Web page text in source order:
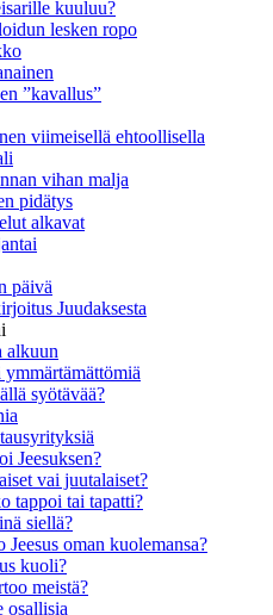
kuuluu?
lesken ropo
”kavallus”
viimeisellä ehtoollisella
vihan malja
pidätys
alkavat
päivä
Juudaksesta
alkuun
ymmärtämättömiä
syötävää?
Jeesuksen?
vai juutalaiset?
tappoi tai tapatti?
siellä?
Jeesus oman kuolemansa?
kuoli?
meistä?
osallisia